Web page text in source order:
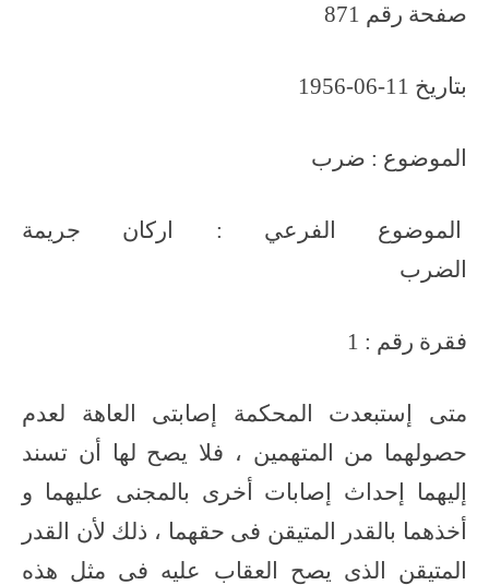
صفحة رقم 871
بتاريخ 11-06-1956
الموضوع : ضرب
الموضوع الفرعي : اركان جريمة
الضرب
فقرة رقم : 1
متى إستبعدت المحكمة إصابتى العاهة لعدم
حصولهما من المتهمين ، فلا يصح لها أن تسند
إليهما إحداث إصابات أخرى بالمجنى عليهما و
أخذهما بالقدر المتيقن فى حقهما ، ذلك لأن القدر
المتيقن الذى يصح العقاب عليه فى مثل هذه